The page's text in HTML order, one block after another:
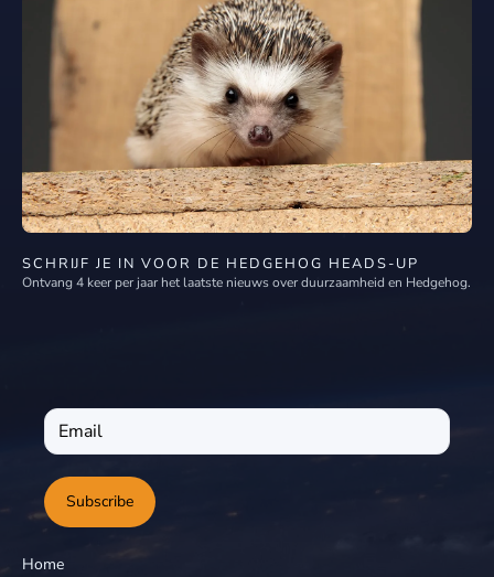
SCHRIJF JE IN VOOR DE HEDGEHOG HEADS-UP
Ontvang 4 keer per jaar het laatste nieuws over duurzaamheid en Hedgehog.
Subscribe
Home